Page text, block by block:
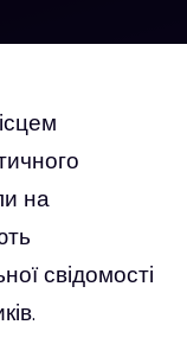
на
свідомості